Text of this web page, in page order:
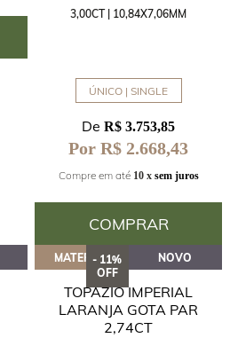
3,00CT | 10,84X7,06MM
ÚNICO | SINGLE
DeR$ 3.753,85
Por R$ 2.668,43
Compre em até 10 x sem juros
COMPRAR
- 11%
OFF
MATERIAL NOVO
TOPÁZIO IMPERIAL
LARANJA GOTA PAR
2,74CT